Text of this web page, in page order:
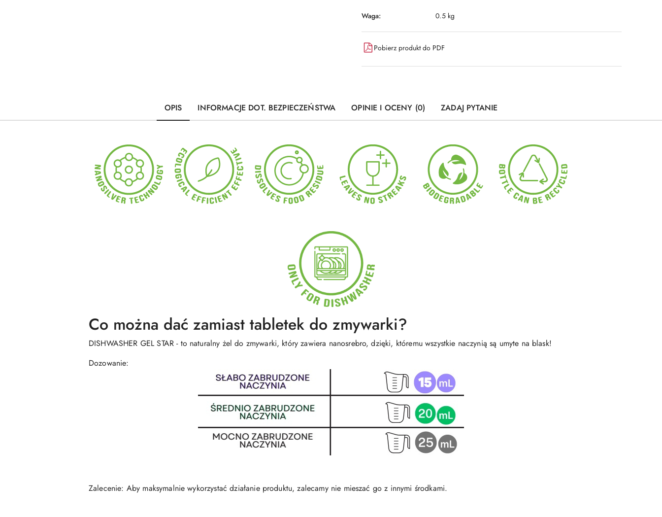
Waga: 0.5 kg
Pobierz produkt do PDF
OPIS INFORMACJE DOT. BEZPIECZEŃSTWA OPINIE I OCENY (0) ZADAJ PYTANIE
Co można dać zamiast tabletek do zmywarki?
DISHWASHER GEL STAR - to naturalny żel do zmywarki, który zawiera nanosrebro, dzięki, któremu wszystkie naczynią są umyte na blask!
Dozowanie:
Zalecenie: Aby maksymalnie wykorzystać działanie produktu, zalecamy nie mieszać go z innymi środkami.